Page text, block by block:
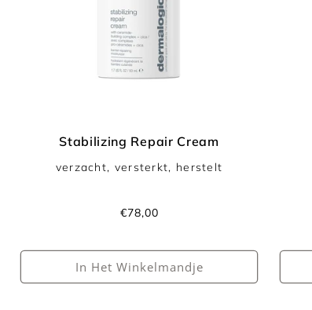
Stabilizing Repair Cream
verzacht, versterkt, herstelt
Normale
€78,00
In Het Winkelmandje